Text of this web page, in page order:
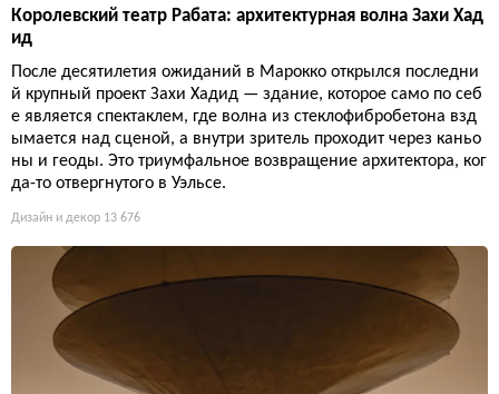
Королевский театр Рабата: архитектурная волна Захи Хад
ид
После десятилетия ожиданий в Марокко открылся последни
й крупный проект Захи Хадид — здание, которое само по себ
е является спектаклем, где волна из стеклофибробетона взд
ымается над сценой, а внутри зритель проходит через каньо
ны и геоды. Это триумфальное возвращение архитектора, ког
да-то отвергнутого в Уэльсе.
Дизайн и декор 13 676